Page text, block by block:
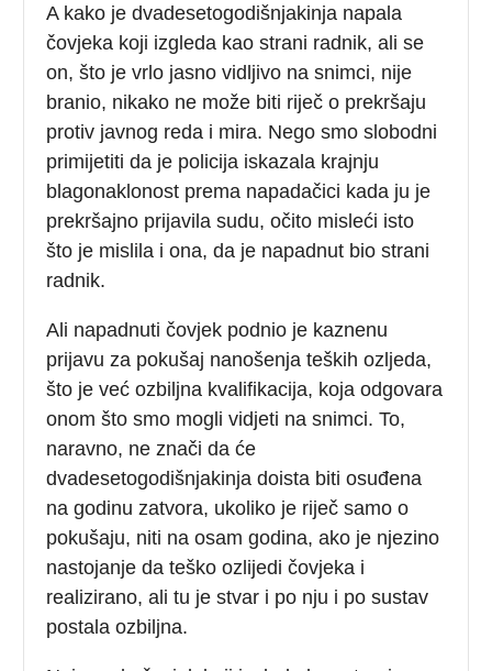
A kako je dvadesetogodišnjakinja napala
čovjeka koji izgleda kao strani radnik, ali se
on, što je vrlo jasno vidljivo na snimci, nije
branio, nikako ne može biti riječ o prekršaju
protiv javnog reda i mira. Nego smo slobodni
primijetiti da je policija iskazala krajnju
blagonaklonost prema napadačici kada ju je
prekršajno prijavila sudu, očito misleći isto
što je mislila i ona, da je napadnut bio strani
radnik.
Ali napadnuti čovjek podnio je kaznenu
prijavu za pokušaj nanošenja teških ozljeda,
što je već ozbiljna kvalifikacija, koja odgovara
onom što smo mogli vidjeti na snimci. To,
naravno, ne znači da će
dvadesetogodišnjakinja doista biti osuđena
na godinu zatvora, ukoliko je riječ samo o
pokušaju, niti na osam godina, ako je njezino
nastojanje da teško ozlijedi čovjeka i
realizirano, ali tu je stvar i po nju i po sustav
postala ozbiljna.